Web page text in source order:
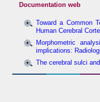
Documentation web
Toward a Common
Human Cerebral
Morphometric
implications:
The cerebral sulci